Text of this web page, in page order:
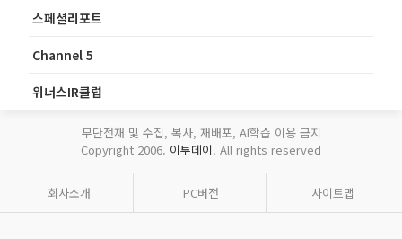
스페셜리포트
Channel 5
위너스IR클럽
무단전재 및 수집, 복사, 재배포, AI학습 이용 금지
Copyright 2006. 이투데이. All rights reserved
회사소개 PC버전 사이트맵